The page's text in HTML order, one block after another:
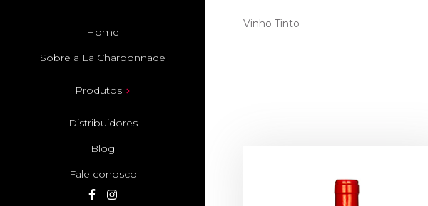
Home
Sobre a La Charbonnade
Produtos
Distribuidores
Blog
Fale conosco
Vinho Tinto